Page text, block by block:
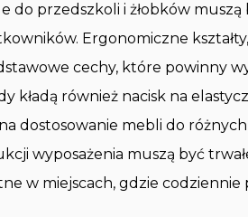
do przedszkoli i żłobków
Ergonomiczne
cechy, które powinny
kładą również nacisk na
dostosowanie mebli do
wyposażenia muszą być
w miejscach, gdzie codziennie